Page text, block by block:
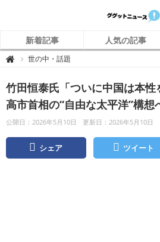
新着記事 人気の記事
 グ
ニ
ュ
ー
ス
世の中・話題
竹田恒泰氏「ついに中国は本性
高市首相の“自由な太平洋”構
公開日：2026年5月10日 更新日：2026年5月10日
シェア ツイート